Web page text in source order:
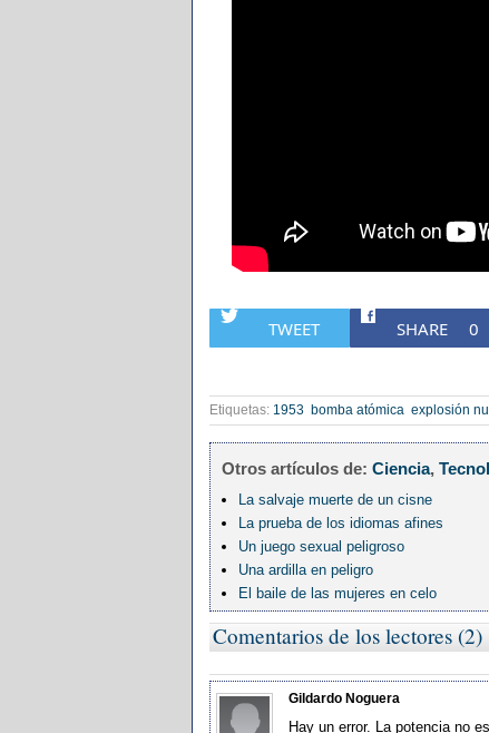
TWEET SHARE 0
Etiquetas: 1953 bomba atómica explosión
Otros artículos de: Ciencia,
La salvaje muerte de un cisne
La prueba de los idiomas afines
Un juego sexual peligroso
Una ardilla en peligro
El baile de las mujeres en celo
Comentarios de los lectores (2)
Gildardo Noguera
Hay un error. La potencia no